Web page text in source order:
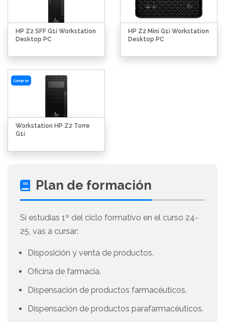
HP Z2 SFF G1i Workstation
Desktop PC
HP Z2 Mini G1i Workstation
Desktop PC
Comprar
Workstation HP Z2 Torre
G1i
Plan de formación
Si estudias 1º del ciclo formativo en el curso 24-
25, vas a cursar:
Disposición y venta de productos.
Oficina de farmacia.
Dispensación de productos farmacéuticos.
Dispensación de productos parafarmacéuticos.